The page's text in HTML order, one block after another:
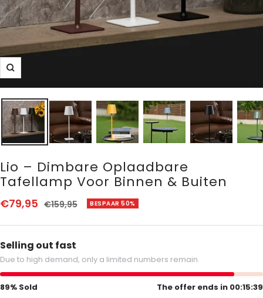
Zoom
Lio – Dimbare Oplaadbare
Tafellamp Voor Binnen & Buiten
Aanbiedingsprijs
€79,95 Normale
€159,95 BESPAAR 50%
Selling out fast
Due to high demand, only a limited numbers remain.
89% Sold The offer ends in 00:15:39